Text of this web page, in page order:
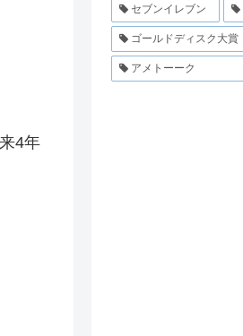
4年
セブンイレブン
ゴールドディスク大賞
アメトーーク